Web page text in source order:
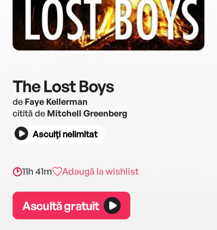
The Lost Boys
de Faye Kellerman
citită de Mitchell Greenberg
Asculți nelimitat
11h 41m Adaugă la wishlist
Ascultă gratuit